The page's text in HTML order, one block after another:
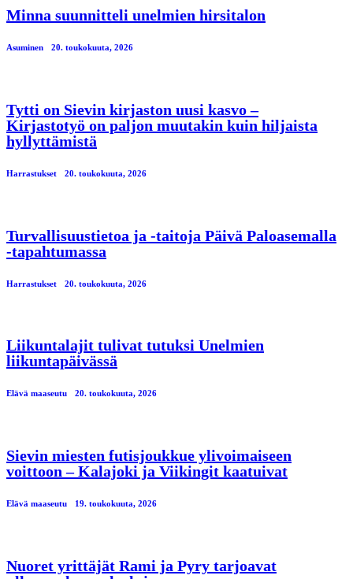
Minna suunnitteli unelmien hirsitalon
Asuminen 20. toukokuuta, 2026
Tytti on Sievin kirjaston uusi kasvo –
Kirjastotyö on paljon muutakin kuin hiljaista
hyllyttämistä
Harrastukset 20. toukokuuta, 2026
Turvallisuustietoa ja -taitoja Päivä Paloasemalla
-tapahtumassa
Harrastukset 20. toukokuuta, 2026
Liikuntalajit tulivat tutuksi Unelmien
liikuntapäivässä
Elävä maaseutu 20. toukokuuta, 2026
Sievin miesten futisjoukkue ylivoimaiseen
voittoon – Kalajoki ja Viikingit kaatuivat
Elävä maaseutu 19. toukokuuta, 2026
Nuoret yrittäjät Rami ja Pyry tarjoavat